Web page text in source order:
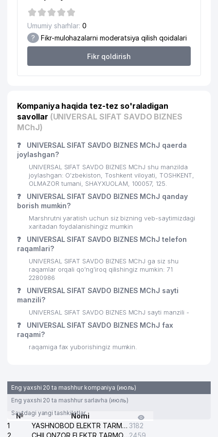
MARKETING-SERVIS MChJ
21 MAGNETOPTTORG QK MChJ
22 JUNIOR BUSINESS-TRADE MChJ 231 м
KAMALAK-PRINT MChJ
26 GLOBAL FOOD MChJ 263 м
28 INTERMAXSUSQURILISH MChJ
29 GOOD FOOD GROUP QK MChJ 341 м
30
ELEKTR TEXNIKA ANJOMLAR
SAVDOSI MChJ
369 м
31
TOSHKENT SHAHAR DEZINFEKTSIYA
STANTSIYASI
32 ECO SANTEX MChJ
33 GLOBAL ENERGY MChJ 410 м
34 HOME STYLE XUSUSIY KORXONASI 426 м
36 BARAKA-YUTUQ MChJ 433 м
37 TOSHTEKS MChJ
39 MEGA TRINITY XUSUSIY KORXONASI 526 м
40 DOMINANT SPICE PRODUCT MChJ
BLACK MARTIN MChJ
Umumiy sharhlar: 0
? Fikr-mulohazalarni moderatsiya qilish qoidalari
Fikr qoldirish
Kompaniya haqida tez-tez so'raladigan
savollar (UNIVERSAL SIFAT SAVDO BIZNES
MChJ)
❓
UNIVERSAL SIFAT SAVDO BIZNES MChJ qaerda
joylashgan?
UNIVERSAL SIFAT SAVDO BIZNES MChJ shu manzilda
joylashgan: O'zbekiston, Toshkent viloyati, TOSHKENT,
OLMAZOR tumani, SHAYXUOLAM, 100057, 125.
❓
UNIVERSAL SIFAT SAVDO BIZNES MChJ qanday
borish mumkin?
Marshrutni yaratish uchun siz bizning veb-saytimizdagi
xaritadan foydalanishingiz mumkin
❓
UNIVERSAL SIFAT SAVDO BIZNES MChJ telefon
raqamlari?
UNIVERSAL SIFAT SAVDO BIZNES MChJ ga siz shu
raqamlar orqali qo’ng’iroq qilishingiz mumkin: 71
2280986
❓
UNIVERSAL SIFAT SAVDO BIZNES MChJ sayti
manzili?
UNIVERSAL SIFAT SAVDO BIZNES MChJ sayti manzili -
❓
UNIVERSAL SIFAT SAVDO BIZNES MChJ fax
raqami?
raqamiga fax yuborishingiz mumkin.
Eng yaxshi 20 ta mashhur kompaniya (июль)
Eng yaxshi 20 ta mashhur sarlavha (июль)
Saytdagi yangi tashkilotlar
№
Nomi
1
YASHNOBOD ELEKTR TARMOG'I NOSOZLIKLARI XIZMATI 3182
2
CHILONZOR ELEKTR TARMOG'I NOSOZLIK XIZMATI2459